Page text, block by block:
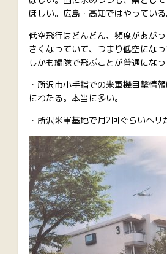
ほしい。広島・高知ではやっている
低空飛行はどんどん、頻度があが
きくなっていて、つまり低空になっ
しかも編隊で飛ぶことが普通になっ
・所沢市小手指での米軍機目撃情
にわたる。本当に多い。
・所沢米軍基地で月2回ぐらいヘリ